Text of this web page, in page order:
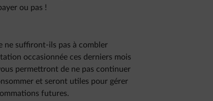
ou pas !
ne suffiront-ils pas à combler
occasionnée ces derniers mois
permettront de ne pas continuer
et seront utiles pour gérer
futures.